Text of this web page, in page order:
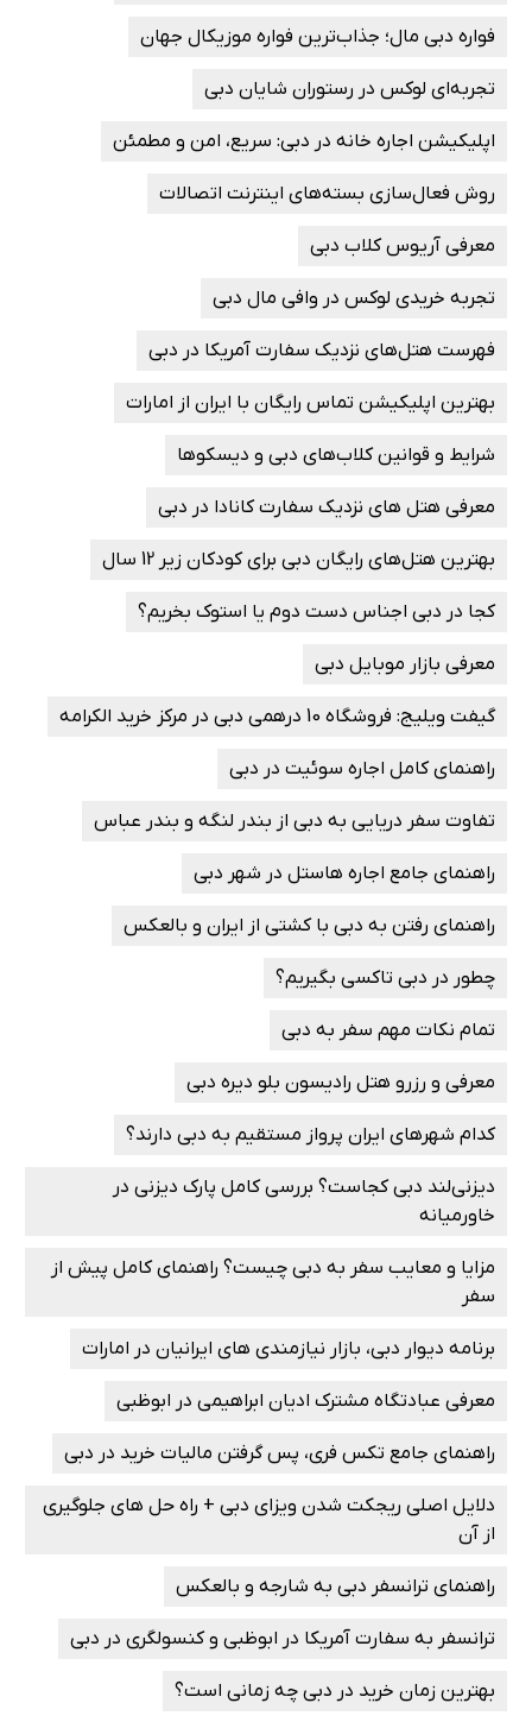
فواره دبی مال؛ جذاب‌ترین فواره موزیکال جهان
تجربه‌ای لوکس در رستوران شایان دبی
اپلیکیشن اجاره خانه در دبی: سریع، امن و مطمئن
روش فعال‌سازی بسته‌های اینترنت اتصالات
معرفی آریوس کلاب دبی
تجربه خریدی لوکس در وافی مال دبی
فهرست هتل‌های نزدیک سفارت آمریکا در دبی
بهترین اپلیکیشن تماس رایگان با ایران از امارات
شرایط و قوانین کلاب‌های دبی و دیسکوها
معرفی هتل های نزدیک سفارت کانادا در دبی
بهترین هتل‌های رایگان دبی برای کودکان زیر 12 سال
کجا در دبی اجناس دست دوم یا استوک بخریم؟
معرفی بازار موبایل دبی
گیفت ویلیج: فروشگاه 10 درهمی دبی در مرکز خرید الکرامه
راهنمای کامل اجاره سوئیت در دبی
تفاوت سفر دریایی به دبی از بندر لنگه و بندر عباس
راهنمای جامع اجاره هاستل در شهر دبی
راهنمای رفتن به دبی با کشتی از ایران و بالعکس
چطور در دبی تاکسی بگیریم؟
تمام نکات مهم سفر به دبی
معرفی و رزرو هتل رادیسون بلو دیره دبی
کدام شهرهای ایران پرواز مستقیم به دبی دارند؟
دیزنی‌لند دبی کجاست؟ بررسی کامل پارک دیزنی در
خاورمیانه
مزایا و معایب سفر به دبی چیست؟ راهنمای کامل پیش از
سفر
برنامه دیوار دبی، بازار نیازمندی‌ های ایرانیان در امارات
معرفی عبادتگاه مشترک ادیان ابراهیمی در ابوظبی
راهنمای جامع تکس فری، پس گرفتن مالیات خرید در دبی
دلایل اصلی ریجکت شدن ویزای دبی + راه ‌حل ‌های جلوگیری
از آن
راهنمای ترانسفر دبی به شارجه و بالعکس
ترانسفر به سفارت آمریکا در ابوظبی و کنسولگری در دبی
بهترین زمان خرید در دبی چه زمانی است؟